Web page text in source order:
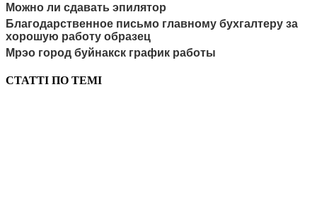
Можно ли сдавать эпилятор
Благодарственное письмо главному бухгалтеру за
хорошую работу образец
Мрэо город буйнакск график работы
СТАТТІ ПО ТЕМІ